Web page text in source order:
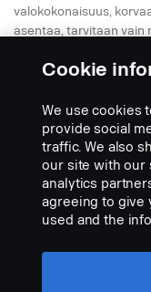
valokokonaisuus,
asentaa, tarvitaan vain
astinlautavalot, tai
asennettu sarja,
Add to list
Cookie
We use cookies
provide social
traffic. We also
our site with our
analytics
agreeing to give
used and the
settings” and
accept. For a